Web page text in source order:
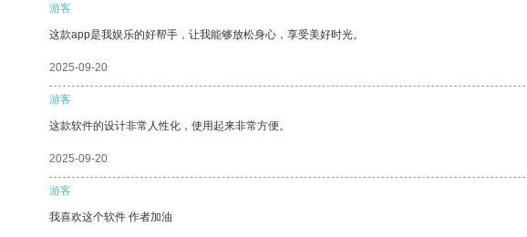
游客
这款app是我娱乐的好帮手，让我能够放松身心，享受美好时光。
2025-09-20
游客
这款软件的设计非常人性化，使用起来非常方便。
2025-09-20
游客
我喜欢这个软件 作者加油